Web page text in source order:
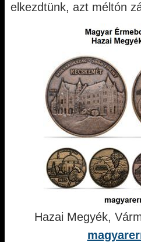
elkezdtünk, azt méltón
Hazai Megyék,